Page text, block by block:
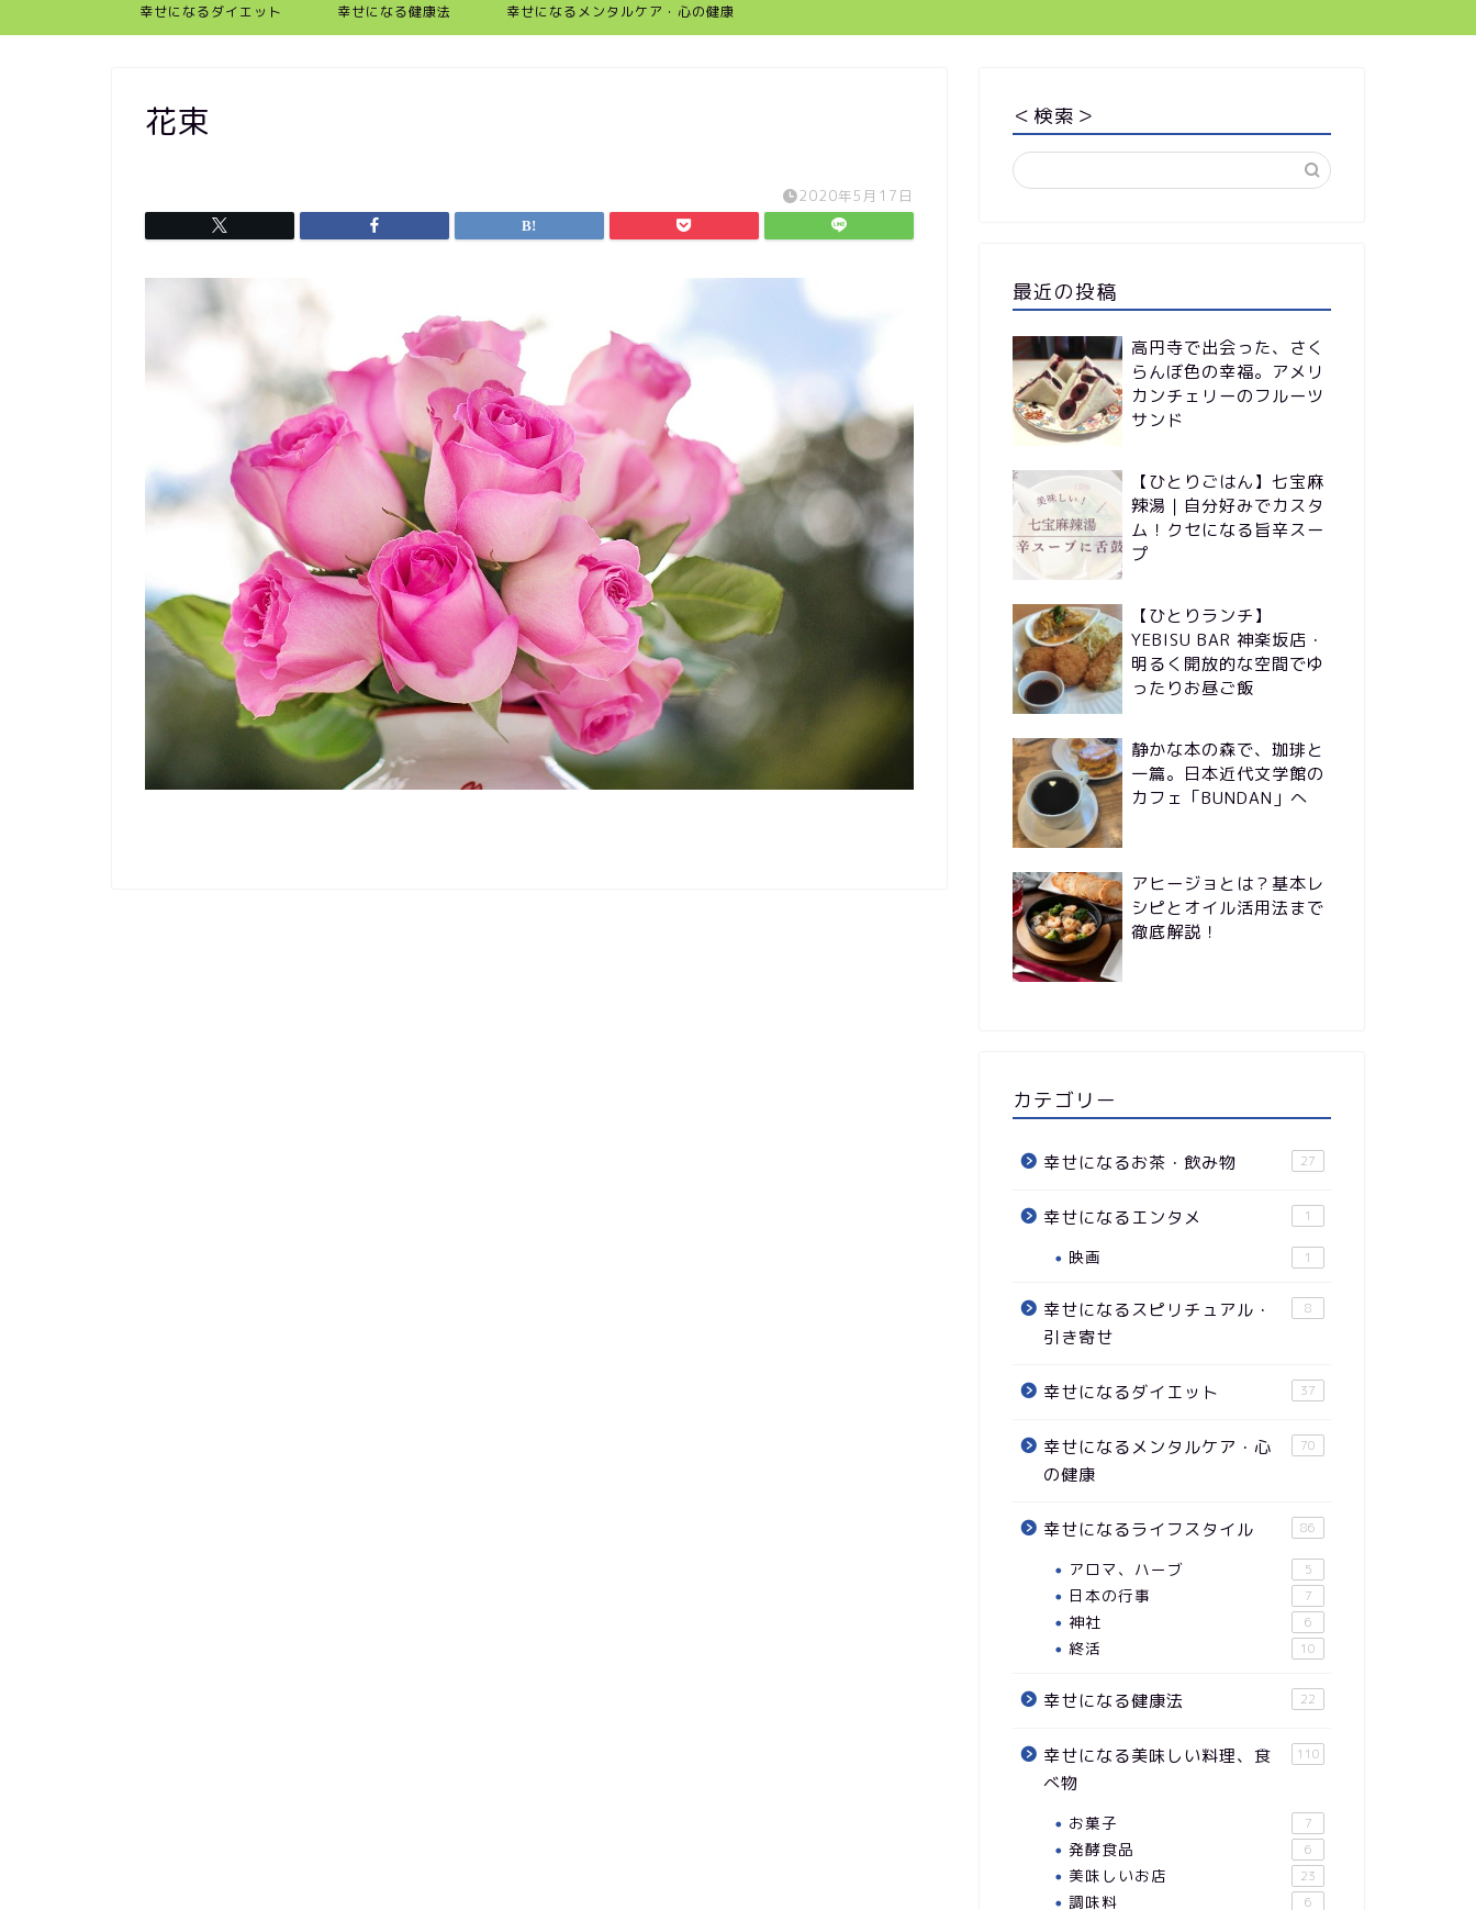
幸せになるダイエット 幸せになる健康法 幸せになるメンタルケア・心の健康
花束
2020年5月17日
＜検索＞
最近の投稿
高円寺で出会った、さく
らんぼ色の幸福。アメリ
カンチェリーのフルーツ
サンド
【ひとりごはん】七宝麻
辣湯｜自分好みでカスタ
ム！クセになる旨辛スー
プ
【ひとりランチ】
YEBISU BAR 神楽坂店・
明るく開放的な空間でゆ
ったりお昼ご飯
静かな本の森で、珈琲と
一篇。日本近代文学館の
カフェ「BUNDAN」へ
アヒージョとは？基本レ
シピとオイル活用法まで
徹底解説！
カテゴリー
幸せになるお茶・飲み物 27
幸せになるエンタメ 1
映画 1
幸せになるスピリチュアル・
引き寄せ
8
幸せになるダイエット 37
幸せになるメンタルケア・心
の健康
70
幸せになるライフスタイル 86
アロマ、ハーブ 5
日本の行事 7
神社 6
終活 10
幸せになる健康法 22
幸せになる美味しい料理、食
べ物
110
お菓子 7
発酵食品 6
美味しいお店 23
調味料 6